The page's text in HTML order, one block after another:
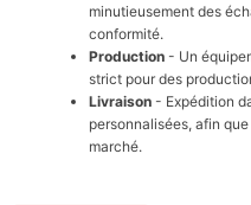
minutieusement des
conformité.
Production - Un
strict pour des
Livraison - Expédition
personnalisées, afin
marché.